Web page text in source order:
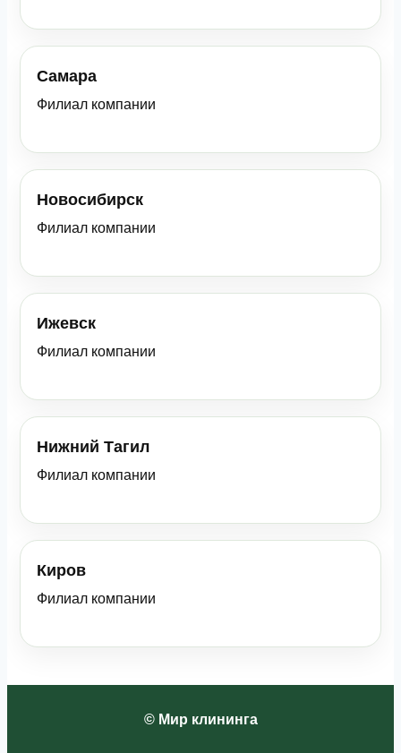
Самара
Филиал компании
Новосибирск
Филиал компании
Ижевск
Филиал компании
Нижний Тагил
Филиал компании
Киров
Филиал компании
© Мир клининга